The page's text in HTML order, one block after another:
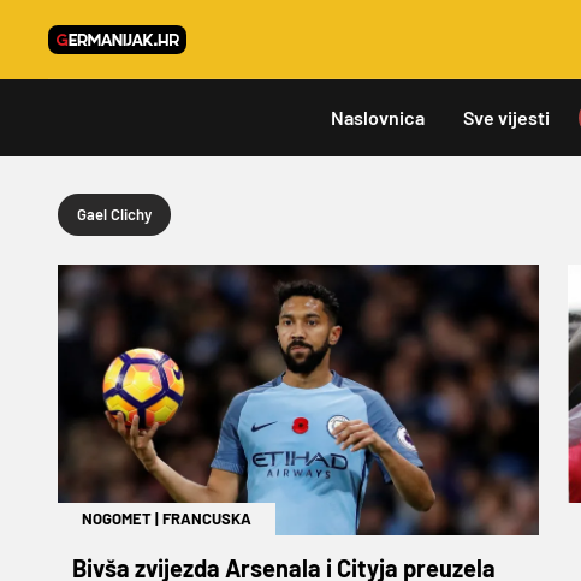
Naslovnica Sve vijesti
Gael Clichy
NOGOMET|FRANCUSKA
Bivša zvijezda Arsenala i Cityja preuzela